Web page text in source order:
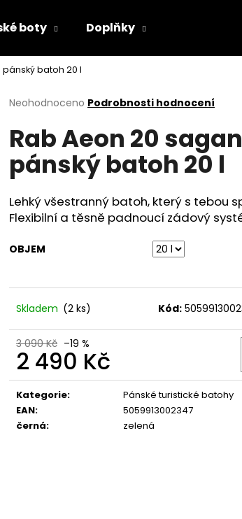
boty Doplňky
batoh 20 l
Průměrné
produktu
je
5
hvězdiček.
Neohodnoceno Podrobnosti hodnocení
Rab Aeon 20
pánský batoh 20 l
Lehký všestranný batoh, který s tebou
Flexibilní a těsně padnoucí zádový
OBJEM
Skladem (2 ks) Kód:
3 090 Kč –19 %
2 490 Kč
Měrná
cena:
Kategorie:
Pánské turistické batohy
EAN:
5059913002347
černá: zelená
HLEDAT
A311U-
DÍVČÍ PAPUČKY FARE 4111451